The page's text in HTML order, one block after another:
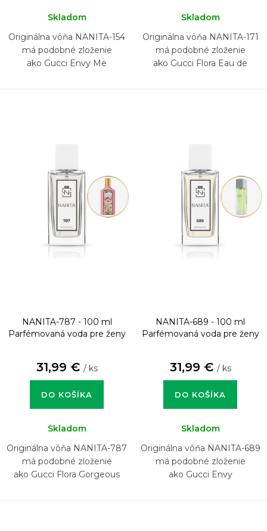
Skladom
Originálna vôňa NANITA-154
má podobné zloženie
ako Gucci Envy Me
Skladom
Originálna vôňa NANITA-171
má podobné zloženie
ako Gucci Flora Eau de
NANITA-787 - 100 ml
Parfémovaná voda pre ženy
31,99 € / ks
DO KOŠÍKA
Skladom
Originálna vôňa NANITA-787
má podobné zloženie
ako Gucci Flora Gorgeous
NANITA-689 - 100 ml
Parfémovaná voda pre ženy
31,99 € / ks
DO KOŠÍKA
Skladom
Originálna vôňa NANITA-689
má podobné zloženie
ako Gucci Envy